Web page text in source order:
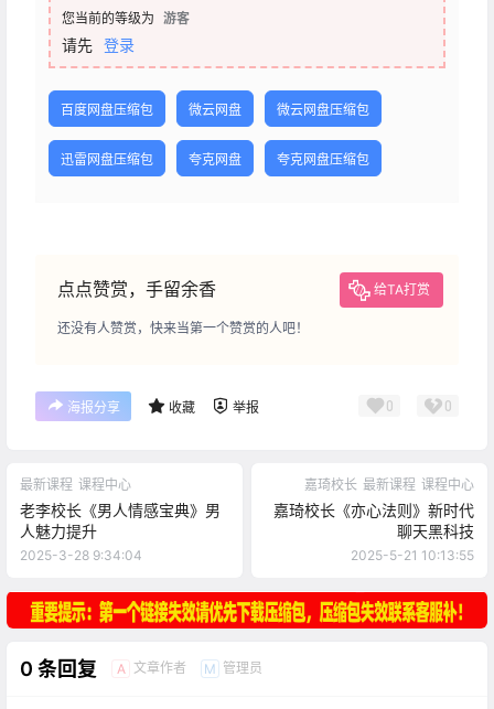
您当前的等级为 游客
请先 登录
百度网盘压缩包 微云网盘 微云网盘压缩包
迅雷网盘压缩包 夸克网盘 夸克网盘压缩包
点点赞赏，手留余香 给TA打赏
还没有人赞赏，快来当第一个赞赏的人吧！
海报分享 收藏 举报 0 0
最新课程 课程中心
老李校长《男人情感宝典》男
人魅力提升
2025-3-28 9:34:04
嘉琦校长 最新课程 课程中心
嘉琦校长《亦心法则》新时代
聊天黑科技
2025-5-21 10:13:55
0 条回复 A 文章作者 M 管理员